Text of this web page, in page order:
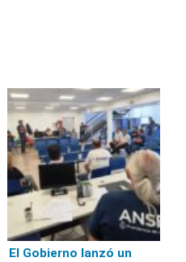
El Gobierno lanzó un